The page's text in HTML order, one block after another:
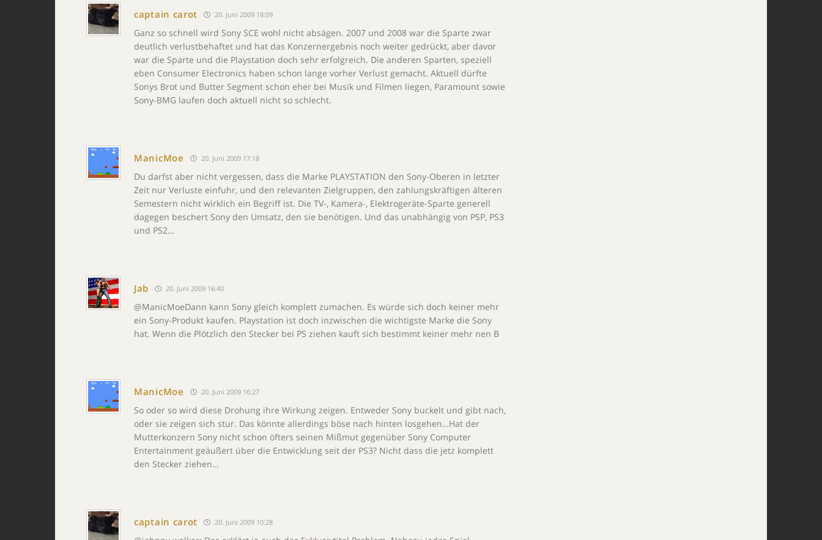
captain carot 20. Juni 2009 18:09
Ganz so schnell wird Sony SCE wohl nicht absägen. 2007 und 2008 war die Sparte zwar
deutlich verlustbehaftet und hat das Konzernergebnis noch weiter gedrückt, aber davor
war die Sparte und die Playstation doch sehr erfolgreich. Die anderen Sparten, speziell
eben Consumer Electronics haben schon lange vorher Verlust gemacht. Aktuell dürfte
Sonys Brot und Butter Segment schon eher bei Musik und Filmen liegen, Paramount sowie
Sony-BMG laufen doch aktuell nicht so schlecht.
ManicMoe 20. Juni 2009 17:18
Du darfst aber nicht vergessen, dass die Marke PLAYSTATION den Sony-Oberen in letzter
Zeit nur Verluste einfuhr, und den relevanten Zielgruppen, den zahlungskräftigen älteren
Semestern nicht wirklich ein Begriff ist. Die TV-, Kamera-, Elektrogeräte-Sparte generell
dagegen beschert Sony den Umsatz, den sie benötigen. Und das unabhängig von PSP, PS3
und PS2…
Jab 20. Juni 2009 16:40
@ManicMoeDann kann Sony gleich komplett zumachen. Es würde sich doch keiner mehr
ein Sony-Produkt kaufen. Playstation ist doch inzwischen die wichtigste Marke die Sony
hat. Wenn die Plötzlich den Stecker bei PS ziehen kauft sich bestimmt keiner mehr nen B
ManicMoe 20. Juni 2009 16:27
So oder so wird diese Drohung ihre Wirkung zeigen. Entweder Sony buckelt und gibt nach,
oder sie zeigen sich stur. Das könnte allerdings böse nach hinten losgehen…Hat der
Mutterkonzern Sony nicht schon öfters seinen Mißmut gegenüber Sony Computer
Entertainment geäußert über die Entwicklung seit der PS3? Nicht dass die jetz komplett
den Stecker ziehen…
captain carot 20. Juni 2009 10:28